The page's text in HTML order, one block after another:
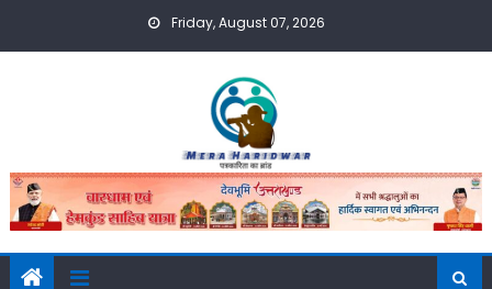
Friday, August 07, 2026